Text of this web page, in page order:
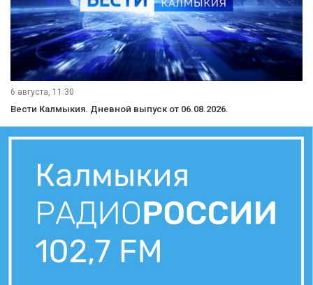
6 августа, 11:30
Вести Калмыкия. Дневной выпуск от 06.08.2026.